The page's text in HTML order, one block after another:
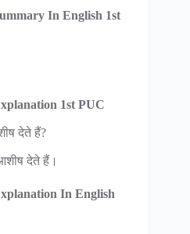
In English 1st
1st PUC
देते हैं?
देते हैं।
In English